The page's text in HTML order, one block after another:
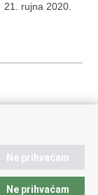
21. rujna 2020.
Ne prihvaćam
Ne prihvaćam